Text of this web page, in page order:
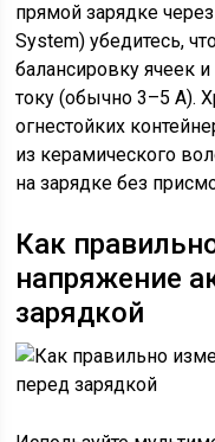
прямой зарядке
System) убедитесь,
балансировку ячеек
току (обычно 3–5 А).
огнестойких
из керамического
на зарядке без
Как
напряжение
зарядкой